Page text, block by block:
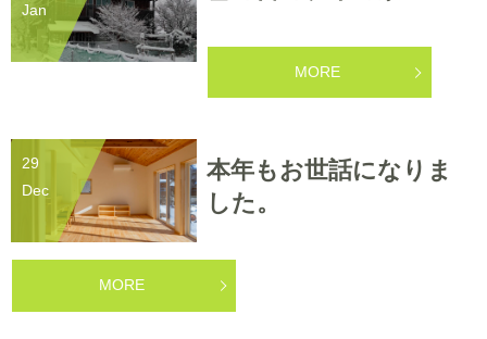
2020/08/27
完成見学会を開催します！
2020/04/23
1日のみ 予約制見学会開催
完成見学会を開催させていただきます！
Jan
MORE
29
Dec
本年もお世話になりま
した。
MORE